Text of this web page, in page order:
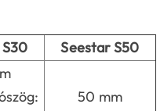
Seestar S50
50 mm